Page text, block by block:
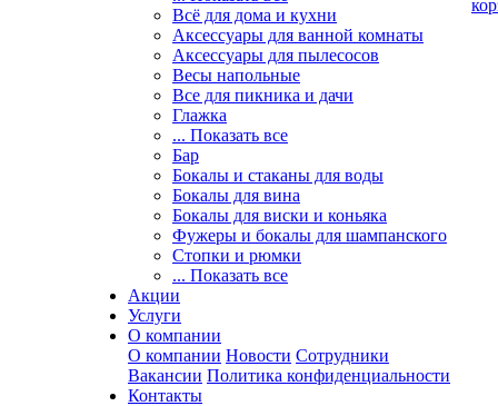
Всё для дома и кухни
Аксессуары для ванной комнаты
Аксессуары для пылесосов
Весы напольные
Все для пикника и дачи
Глажка
... Показать все
Бар
Бокалы и стаканы для воды
Бокалы для вина
Бокалы для виски и коньяка
Фужеры и бокалы для шампанского
Стопки и рюмки
... Показать все
Акции
Услуги
О компании
О компании Новости Сотрудники
Вакансии Политика конфиденциальности
Контакты